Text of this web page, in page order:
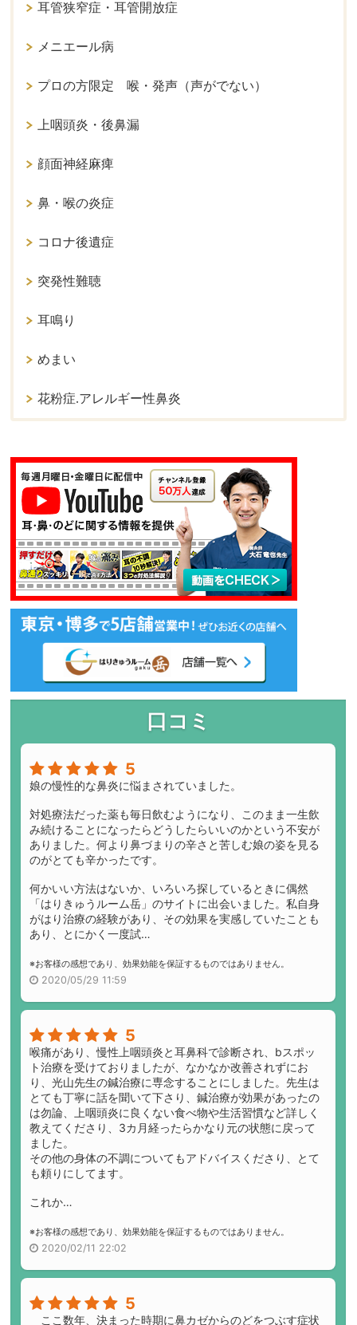
耳管狭窄症・耳管開放症
メニエール病
プロの方限定 喉・発声（声がでない）
上咽頭炎・後鼻漏
顔面神経麻痺
鼻・喉の炎症
コロナ後遺症
突発性難聴
耳鳴り
めまい
花粉症.アレルギー性鼻炎